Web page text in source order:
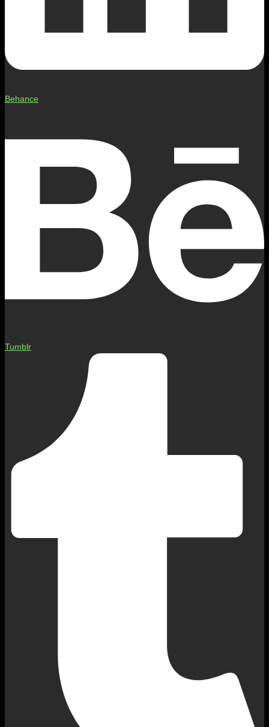
Behance
Tumblr